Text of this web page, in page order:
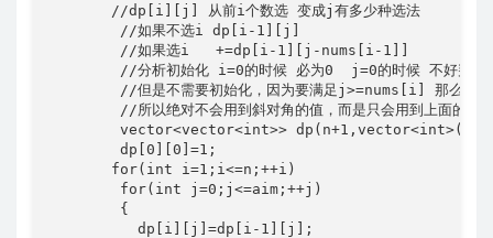
       //dp[i][j] 从前i个数选 变成j有多少种选法
        //如果不选i dp[i-1][j]
        //如果选i   +=dp[i-1][j-nums[i-1]]
//分析初始化 i=0的时候 必为0  j=0的时候 不好判
//但是不需要初始化，因为要满足j>=nums[i] 那么
//所以绝对不会用到斜对角的值，而是只会用到上面的状
vector<vector<int>>
        dp[0][0]=1;
       for(int i=1;i<=n;++i)
        for(int j=0;j<=aim;++j)
        {
          dp[i][j]=dp[i-1][j];